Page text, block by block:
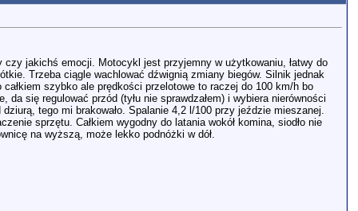
jakichś emocji. Motocykl jest przyjemny w użytkowaniu, łatwy do
Trzeba ciągle wachlować dźwignią zmiany biegów. Silnik jednak
szybko ale prędkości przelotowe to raczej do 100 km/h bo
się regulować przód (tyłu nie sprawdzałem) i wybiera nierówności
tego mi brakowało. Spalanie 4,2 l/100 przy jeździe mieszanej.
sprzętu. Całkiem wygodny do latania wokół komina, siodło nie
na wyższą, może lekko podnóżki w dół.